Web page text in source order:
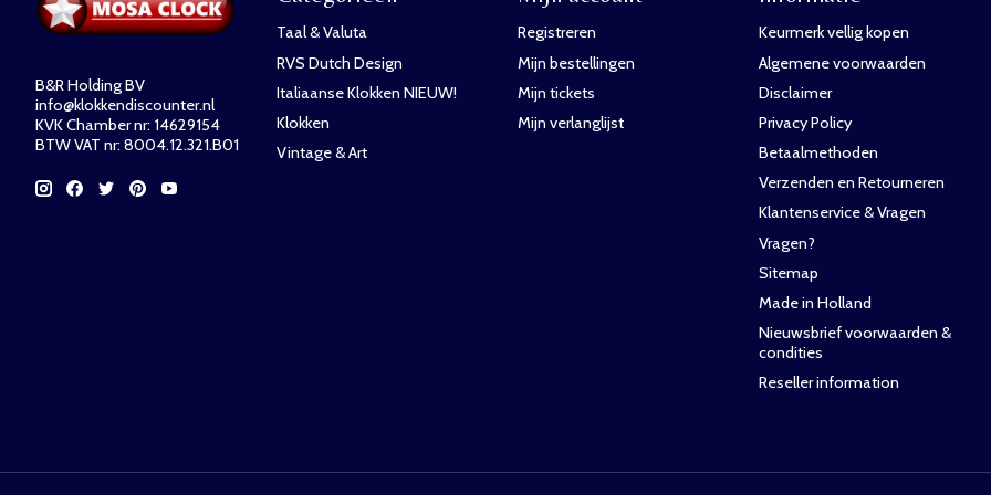
B&R Holding BV
info@klokkendiscounter.nl
KVK Chamber nr: 14629154
BTW VAT nr: 8004.12.321.B01
Taal & Valuta
RVS Dutch Design
Italiaanse Klokken NIEUW!
Klokken
Vintage & Art
Registreren
Mijn bestellingen
Mijn tickets
Mijn verlanglijst
Keurmerk vellig kopen
Algemene voorwaarden
Disclaimer
Privacy Policy
Betaalmethoden
Verzenden en Retourneren
Klantenservice & Vragen
Vragen?
Sitemap
Made in Holland
Nieuwsbrief voorwaarden &
condities
Reseller information